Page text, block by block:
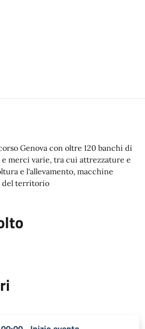
Genova con oltre 120 banchi di
merci varie, tra cui attrezzature e
e l'allevamento, macchine
del territorio